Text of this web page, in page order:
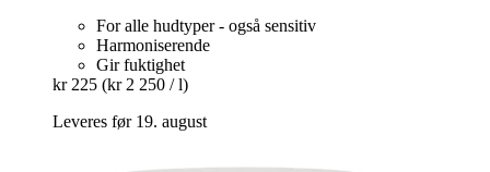
For alle hudtyper - også sensitiv
Harmoniserende
Gir fuktighet
kr 225 (kr 2 250 / l)
Leveres før 19. august